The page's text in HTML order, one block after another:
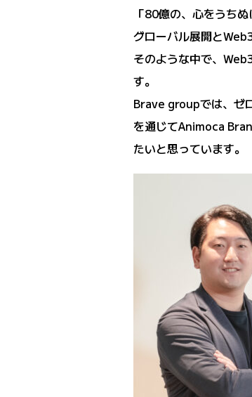
「80億の、心をうち
グローバル展開と
そのような中で、
す。
Brave groupでは、ゼ
を通じてAnimoca
たいと思っています。